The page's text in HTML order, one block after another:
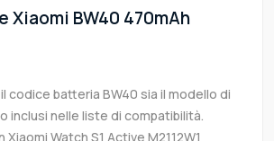
Xiaomi BW40 470mAh
codice batteria BW40 sia il modello di
inclusi nelle liste di compatibilità.
Watch S1 Active M2112W1